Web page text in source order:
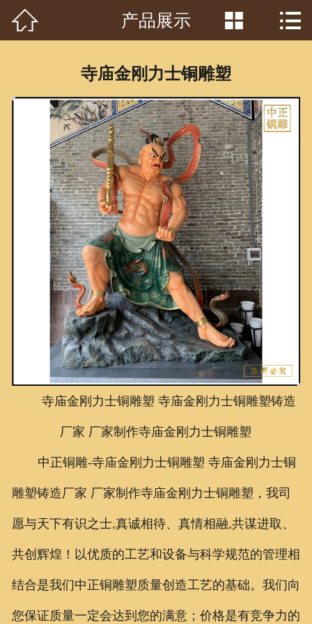
首页
产品中心
客户见证
常识问答
新闻资讯
荣誉资质
泥塑鉴赏
联系我们
 产品展示  
寺庙金刚力士铜雕塑
寺庙金刚力士铜雕塑 寺庙金刚力士铜雕塑铸造
厂家 厂家制作寺庙金刚力士铜雕塑
中正铜雕-寺庙金刚力士铜雕塑 寺庙金刚力士铜
雕塑铸造厂家 厂家制作寺庙金刚力士铜雕塑 ，我司
愿与天下有识之士,真诚相待、真情相融,共谋进取、
共创辉煌！以优质的工艺和设备与科学规范的管理相
结合是我们中正铜雕塑质量创造工艺的基础。我们向
您保证质量一定会达到您的满意；价格是有竞争力的